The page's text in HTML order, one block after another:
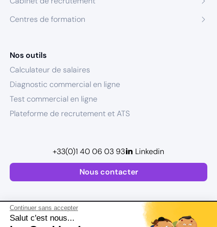
Continuer sans accepter
Salut c'est nous...
Centres de formation
Nos outils
Calculateur de salaires
Diagnostic commercial en ligne
Test commercial en ligne
Plateforme de recrutement et ATS
Nous contacter
+33(0)1 40 06 03 93 Linkedin